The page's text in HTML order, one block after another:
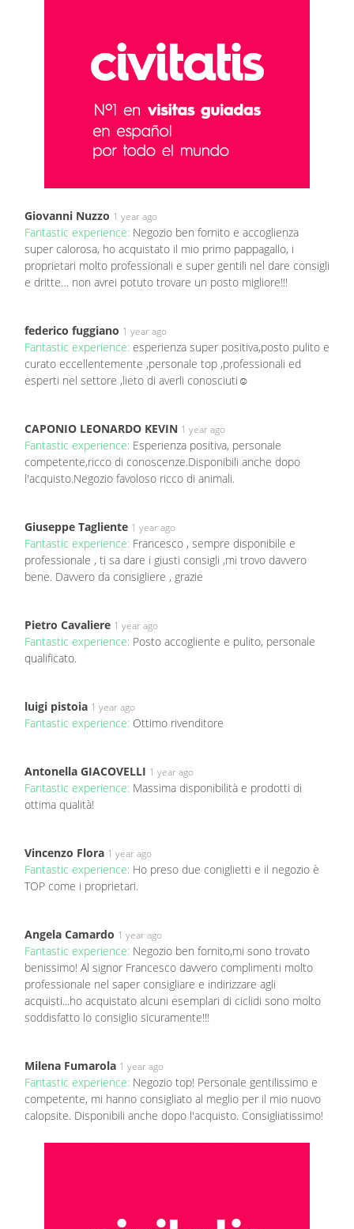
Giovanni Nuzzo 1 year ago
Fantastic experience: Negozio ben fornito e accoglienza
super calorosa, ho acquistato il mio primo pappagallo, i
proprietari molto professionali e super gentili nel dare consigli
e dritte… non avrei potuto trovare un posto migliore!!!
federico fuggiano 1 year ago
Fantastic experience: esperienza super positiva,posto pulito e
curato eccellentemente ,personale top ,professionali ed
esperti nel settore ,lieto di averli conosciuti☺️
CAPONIO LEONARDO KEVIN 1 year ago
Fantastic experience: Esperienza positiva, personale
competente,ricco di conoscenze.Disponibili anche dopo
l'acquisto.Negozio favoloso ricco di animali.
Giuseppe Tagliente 1 year ago
Fantastic experience: Francesco , sempre disponibile e
professionale , ti sa dare i giusti consigli ,mi trovo davvero
bene. Davvero da consigliere , grazie
Pietro Cavaliere 1 year ago
Fantastic experience: Posto accogliente e pulito, personale
qualificato.
luigi pistoia 1 year ago
Fantastic experience: Ottimo rivenditore
Antonella GIACOVELLI 1 year ago
Fantastic experience: Massima disponibilità e prodotti di
ottima qualità!
Vincenzo Flora 1 year ago
Fantastic experience: Ho preso due coniglietti e il negozio è
TOP come i proprietari.
Angela Camardo 1 year ago
Fantastic experience: Negozio ben fornito,mi sono trovato
benissimo! Al signor Francesco davvero complimenti molto
professionale nel saper consigliare e indirizzare agli
acquisti...ho acquistato alcuni esemplari di ciclidi sono molto
soddisfatto lo consiglio sicuramente!!!
Milena Fumarola 1 year ago
Fantastic experience: Negozio top! Personale gentilissimo e
competente, mi hanno consigliato al meglio per il mio nuovo
calopsite. Disponibili anche dopo l'acquisto. Consigliatissimo!